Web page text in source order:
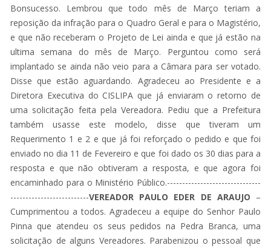
Bonsucesso. Lembrou que todo mês de Março teriam a
reposição da infração para o Quadro Geral e para o Magistério,
e que não receberam o Projeto de Lei ainda e que já estão na
ultima semana do mês de Março. Perguntou como será
implantado se ainda não veio para a Câmara para ser votado.
Disse que estão aguardando. Agradeceu ao Presidente e a
Diretora Executiva do CISLIPA que já enviaram o retorno de
uma solicitação feita pela Vereadora. Pediu que a Prefeitura
também usasse este modelo, disse que tiveram um
Requerimento 1 e 2 e que já foi reforçado o pedido e que foi
enviado no dia 11 de Fevereiro e que foi dado os 30 dias para a
resposta e que não obtiveram a resposta, e que agora foi
encaminhado para o Ministério Público.-------------------------------
--------------------------VEREADOR PAULO EDER DE ARAUJO –
Cumprimentou a todos. Agradeceu a equipe do Senhor Paulo
Pinna que atendeu os seus pedidos na Pedra Branca, uma
solicitação de alguns Vereadores. Parabenizou o pessoal que